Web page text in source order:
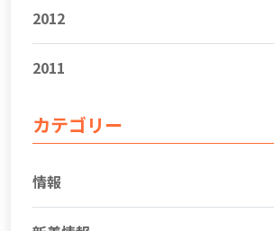
2012
2011
カテゴリー
情報